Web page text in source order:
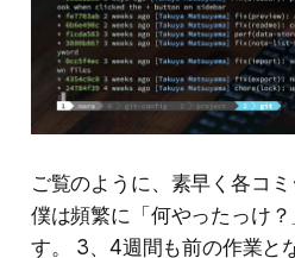
ご覧のように、素早く各コミ
僕は頻繁に「何やったっけ
す。 3、4週間も前の作業と